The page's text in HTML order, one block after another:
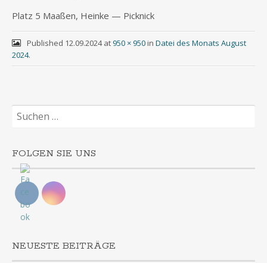
Platz 5 Maa­ßen, Hein­ke — Picknick
Published 12.09.2024at950 × 950in Datei des Monats August
2024.
Suchen
nach:
FOLGEN SIE UNS
NEUESTE BEITRÄGE